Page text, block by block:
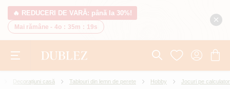
🔥 REDUCERI DE VARĂ: până la 30%!
Mai rămâne - 4o : 35m : 18s
Decorațiuni casă Tablouri din lemn de perete Hobby Jocuri pe calculator